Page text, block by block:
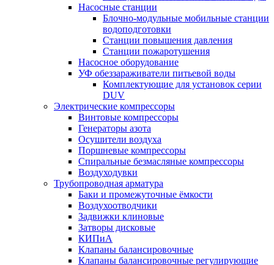
Насосные станции
Блочно-модульные мобильные станции
водоподготовки
Станции повышения давления
Станции пожаротушения
Насосное оборудование
УФ обеззараживатели питьевой воды
Комплектующие для установок серии
DUV
Электрические компрессоры
Винтовые компрессоры
Генераторы азота
Осушители воздуха
Поршневые компрессоры
Спиральные безмасляные компрессоры
Воздуходувки
Трубопроводная арматура
Баки и промежуточные ёмкости
Воздухоотводчики
Задвижки клиновые
Затворы дисковые
КИПиА
Клапаны балансировочные
Клапаны балансировочные регулирующие